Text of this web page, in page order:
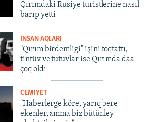
Qırımdaki Rusiye turistlerine nasıl
barıp yetti
İNSAN AQLARI
"Qırım birdemligi" işini toqtattı,
tintüv ve tutuvlar ise Qırımda daa
çoq oldı
CEMİYET
"Haberlerge köre, yarıq bere
ekenler, amma biz bütünley